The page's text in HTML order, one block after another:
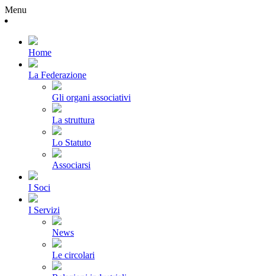
Menu
Home
La Federazione
Gli organi associativi
La struttura
Lo Statuto
Associarsi
I Soci
I Servizi
News
Le circolari